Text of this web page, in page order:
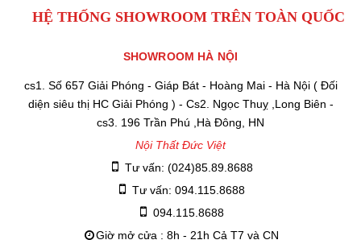
HỆ THỐNG SHOWROOM TRÊN TOÀN QUỐC
SHOWROOM HÀ NỘI
cs1. Số 657 Giải Phóng - Giáp Bát - Hoàng Mai - Hà Nội ( Đối
diện siêu thị HC Giải Phóng ) - Cs2. Ngọc Thuỵ ,Long Biên -
cs3. 196 Trần Phú ,Hà Đông, HN
Nội Thất Đức Việt
Tư vấn: (024)85.89.8688
Tư vấn: 094.115.8688
094.115.8688
Giờ mở cửa : 8h - 21h Cả T7 và CN